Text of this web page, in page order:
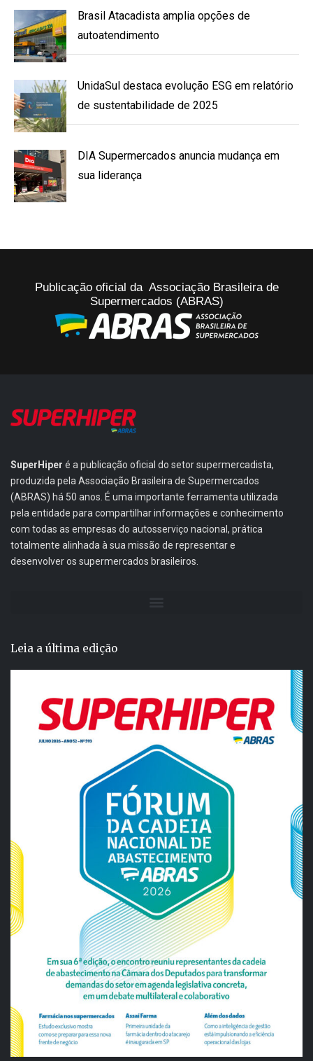
Brasil Atacadista amplia opções de
autoatendimento
UnidaSul destaca evolução ESG em relatório
de sustentabilidade de 2025
DIA Supermercados anuncia mudança em
sua liderança
Publicação oficial da Associação Brasileira de
Supermercados (ABRAS)
SuperHiper é a publicação oficial do setor supermercadista,
produzida pela Associação Brasileira de Supermercados
(ABRAS) há 50 anos. É uma importante ferramenta utilizada
pela entidade para compartilhar informações e conhecimento
com todas as empresas do autosserviço nacional, prática
totalmente alinhada à sua missão de representar e
desenvolver os supermercados brasileiros.
Leia a última edição